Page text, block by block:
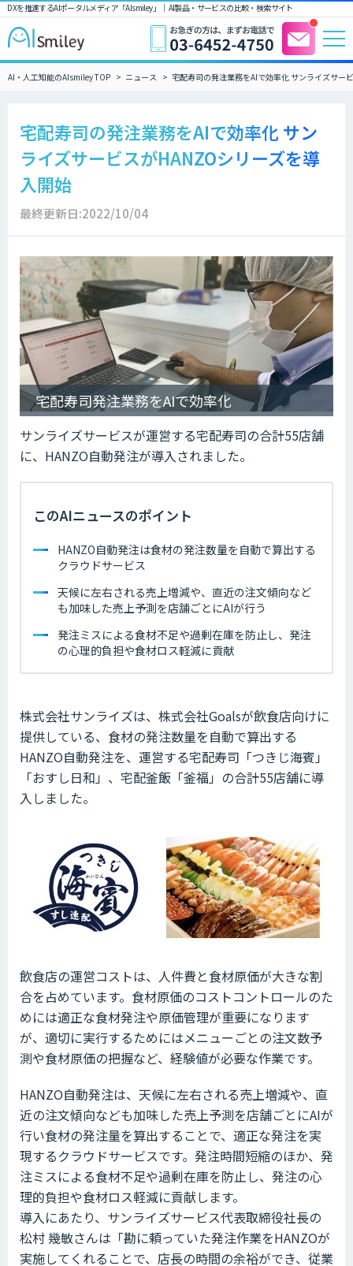
DXを推進するAIポータルメディア「AIsmiley」｜ AI製品・サービスの比較・検索サイト
AI・人工知能のAIsmiley TOP ニュース 宅配寿司の発注業務をAIで効率化 サンライズサー
宅配寿司の発注業務をAIで効率化 サン
ライズサービスがHANZOシリーズを導
入開始
最終更新日:2022/10/04
宅配寿司発注業務をAIで効率化
サンライズサービスが運営する宅配寿司の合計55店舗
に、HANZO自動発注が導入されました。
このAIニュースのポイント
HANZO自動発注は食材の発注数量を自動で算出する
クラウドサービス
天候に左右される売上増減や、直近の注文傾向など
も加味した売上予測を店舗ごとにAIが行う
発注ミスによる食材不足や過剰在庫を防止し、発注
の心理的負担や食材ロス軽減に貢献
株式会社サンライズは、株式会社Goalsが飲食店向けに
提供している、食材の発注数量を自動で算出する
HANZO自動発注を、運営する宅配寿司「つきじ海賓」
「おすし日和」、宅配釜飯「釜福」の合計55店舗に導
入しました。
飲食店の運営コストは、人件費と食材原価が大きな割
合を占めています。食材原価のコストコントロールのた
めには適正な食材発注や原価管理が重要になります
が、適切に実行するためにはメニューごとの注文数予
測や食材原価の把握など、経験値が必要な作業です。
HANZO自動発注は、天候に左右される売上増減や、直
近の注文傾向なども加味した売上予測を店舗ごとにAIが
行い食材の発注量を算出することで、適正な発注を実
現するクラウドサービスです。発注時間短縮のほか、発
注ミスによる食材不足や過剰在庫を防止し、発注の心
理的負担や食材ロス軽減に貢献します。
導入にあたり、サンライズサービス代表取締役社長の
松村 幾敏さんは「勘に頼っていた発注作業をHANZOが
実施してくれることで、店長の時間の余裕ができ、従業